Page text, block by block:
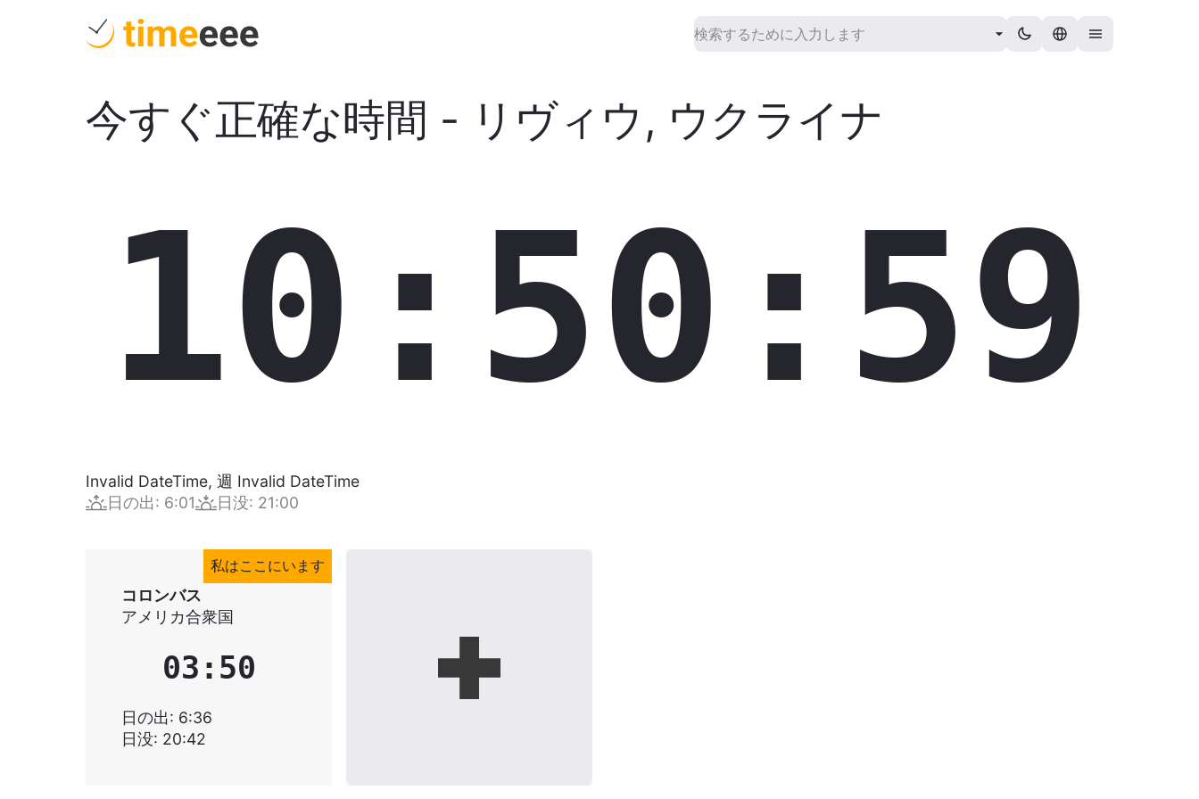
今すぐ正確な時間 - リヴィウ, ウクライナ
10:51:00
Invalid DateTime, 週 Invalid DateTime
日の出: 6:01 日没: 21:00
私はここにいます
コロンバス
アメリカ合衆国
03:51
日の出: 6:36
日没: 20:42